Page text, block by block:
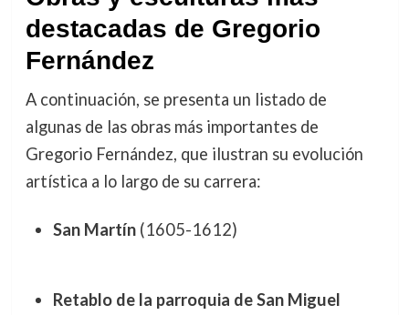
destacadas de Gregorio
Fernández
A continuación, se presenta un listado de
algunas de las obras más importantes de
Gregorio Fernández, que ilustran su evolución
artística a lo largo de su carrera:
San Martín(1605-1612)
Retablo de la parroquia de San Miguel